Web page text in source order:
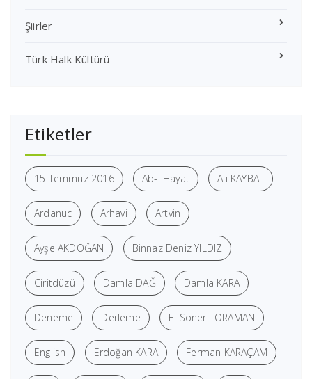
Şiirler
Türk Halk Kültürü
Etiketler
15 Temmuz 2016 Ab-ı Hayat Ali KAYBAL
Ardanuc Arhavi Artvin
Ayşe AKDOĞAN Binnaz Deniz YILDIZ
Ciritdüzü Damla DAĞ Damla KARA
Deneme Derleme E. Soner TORAMAN
English Erdoğan KARA Ferman KARAÇAM